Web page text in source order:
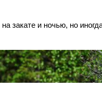
закате и ночью, но